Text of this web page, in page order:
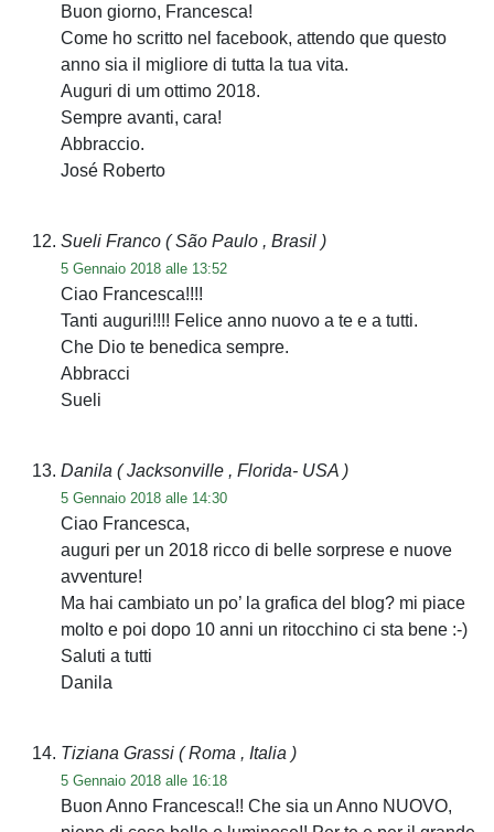
Buon giorno, Francesca!
Come ho scritto nel facebook, attendo que questo
anno sia il migliore di tutta la tua vita.
Auguri di um ottimo 2018.
Sempre avanti, cara!
Abbraccio.
José Roberto
Sueli Franco ( São Paulo , Brasil )
5 Gennaio 2018 alle 13:52
Ciao Francesca!!!!
Tanti auguri!!!! Felice anno nuovo a te e a tutti.
Che Dio te benedica sempre.
Abbracci
Sueli
Danila ( Jacksonville , Florida- USA )
5 Gennaio 2018 alle 14:30
Ciao Francesca,
auguri per un 2018 ricco di belle sorprese e nuove
avventure!
Ma hai cambiato un po’ la grafica del blog? mi piace
molto e poi dopo 10 anni un ritocchino ci sta bene :-)
Saluti a tutti
Danila
Tiziana Grassi ( Roma , Italia )
5 Gennaio 2018 alle 16:18
Buon Anno Francesca!! Che sia un Anno NUOVO,